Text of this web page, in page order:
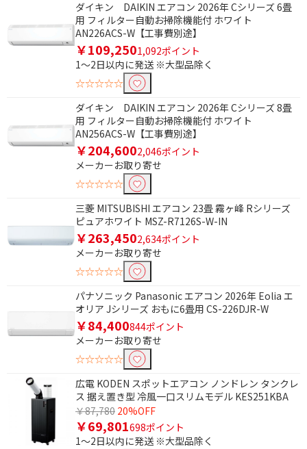
ダイキン DAIKIN エアコン 2026年 Cシリーズ 6畳
用 フィルター自動お掃除機能付 ホワイト
AN226ACS-W【工事費別途】
￥109,2501,092ポイント
1～2日以内に発送 ※大型品除く
☆☆☆☆☆
ダイキン DAIKIN エアコン 2026年 Cシリーズ 8畳
用 フィルター自動お掃除機能付 ホワイト
AN256ACS-W【工事費別途】
￥204,6002,046ポイント
メーカーお取り寄せ
☆☆☆☆☆
三菱 MITSUBISHI エアコン 23畳 霧ヶ峰 Rシリーズ
ピュアホワイト MSZ-R7126S-W-IN
￥263,4502,634ポイント
メーカーお取り寄せ
☆☆☆☆☆
パナソニック Panasonic エアコン 2026年 Eolia エ
オリア Jシリーズ おもに6畳用 CS-226DJR-W
￥84,400844ポイント
メーカーお取り寄せ
☆☆☆☆☆
広電 KODEN スポットエアコン ノンドレン タンクレ
ス 据え置き型 冷風一口スリムモデル KES251KBA
￥87,780 20%OFF
￥69,801698ポイント
1～2日以内に発送 ※大型品除く